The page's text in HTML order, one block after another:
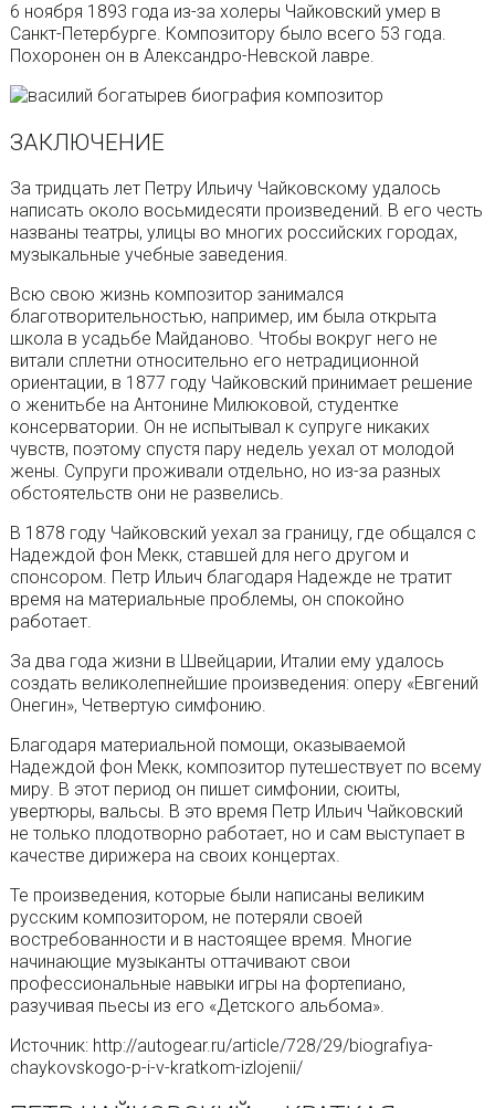
6 ноября 1893 года из-за холеры Чайковский умер в
Санкт-Петербурге. Композитору было всего 53 года.
Похоронен он в Александро-Невской лавре.
ЗАКЛЮЧЕНИЕ
За тридцать лет Петру Ильичу Чайковскому удалось
написать около восьмидесяти произведений. В его честь
названы театры, улицы во многих российских городах,
музыкальные учебные заведения.
Всю свою жизнь композитор занимался
благотворительностью, например, им была открыта
школа в усадьбе Майданово. Чтобы вокруг него не
витали сплетни относительно его нетрадиционной
ориентации, в 1877 году Чайковский принимает решение
о женитьбе на Антонине Милюковой, студентке
консерватории. Он не испытывал к супруге никаких
чувств, поэтому спустя пару недель уехал от молодой
жены. Супруги проживали отдельно, но из-за разных
обстоятельств они не развелись.
В 1878 году Чайковский уехал за границу, где общался с
Надеждой фон Мекк, ставшей для него другом и
спонсором. Петр Ильич благодаря Надежде не тратит
время на материальные проблемы, он спокойно
работает.
За два года жизни в Швейцарии, Италии ему удалось
создать великолепнейшие произведения: оперу «Евгений
Онегин», Четвертую симфонию.
Благодаря материальной помощи, оказываемой
Надеждой фон Мекк, композитор путешествует по всему
миру. В этот период он пишет симфонии, сюиты,
увертюры, вальсы. В это время Петр Ильич Чайковский
не только плодотворно работает, но и сам выступает в
качестве дирижера на своих концертах.
Те произведения, которые были написаны великим
русским композитором, не потеряли своей
востребованности и в настоящее время. Многие
начинающие музыканты оттачивают свои
профессиональные навыки игры на фортепиано,
разучивая пьесы из его «Детского альбома».
Источник: http://autogear.ru/article/728/29/biografiya-
chaykovskogo-p-i-v-kratkom-izlojenii/